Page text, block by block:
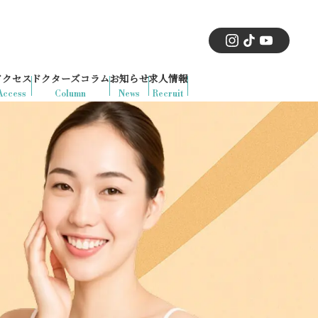
セス
Column
ドクターズコラム
News
お知らせ
Recruit
求人情報